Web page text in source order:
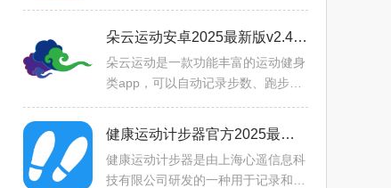
数据，还可以查看当天的步数，心
情，睡眠等数据。软件内还
朵云运动安卓2025最新版v2.4.6最新版
朵云运动是一款功能丰富的运动健身
类app，可以自动记录步数、跑步距
录运动轨迹、运动时长等，全面反映
用户的运动情况。支持实时
健康运动计步器官方2025最新版v1106最新版
健康运动计步器是由上海心遥信息科
技有限公司研发的一种用于记录和分